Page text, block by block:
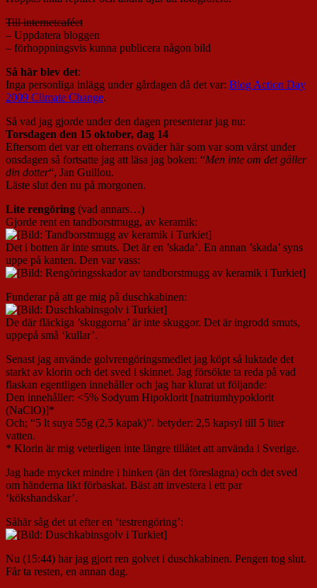
Till internetcaféet
– Uppdatera bloggen
– förhoppningsvis kunna publicera någon bild
Så här blev det:
Inga personliga inlägg under gårdagen då det var: Blog Action Day
2009 Climate Change.
Så vad jag gjorde under den dagen presenterar jag nu:
Torsdagen den 15 oktober, dag 14
Eftersom det var ett oherrans oväder här som var som värst under
onsdagen så fortsatte jag att läsa jag boken: “Men inte om det gäller
din dotter“, Jan Guillou.
Läste slut den nu på morgonen.
Lite rengöring (vad annars…)
Gjorde rent en tandborstmugg, av keramik:
Det i botten är inte smuts. Det är en ’skada’. En annan ’skada’ syns
uppe på kanten. Den var vass:
Funderar på att ge mig på duschkabinen:
De där fläckiga ’skuggorna’ är inte skuggor. Det är ingrodd smuts,
uppepå små ‘kullar’.
Senast jag använde golvrengöringsmedlet jag köpt så luktade det
starkt av klorin och det sved i skinnet. Jag försökte ta reda på vad
flaskan egentligen innehåller och jag har klurat ut följande:
Den innehåller: <5% Sodyum Hipoklorit [natriumhypoklorit
(NaClO)]*
Och; “5 lt suya 55g (2,5 kapak)”. betyder: 2,5 kapsyl till 5 liter
vatten.
* Klorin är mig veterligen inte längre tillåtet att använda i Sverige.
Jag hade mycket mindre i hinken (än det föreslagna) och det sved
om händerna likt förbaskat. Bäst att investera i ett par
‘kökshandskar’.
Såhär såg det ut efter en ‘testrengöring’:
Nu (15:44) har jag gjort ren golvet i duschkabinen. Pengen tog slut.
Får ta resten, en annan dag.